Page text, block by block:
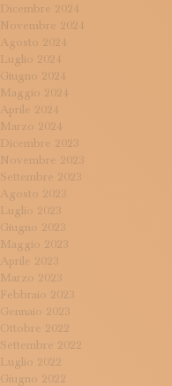
Dicembre 2024
Novembre 2024
Agosto 2024
Luglio 2024
Giugno 2024
Maggio 2024
Aprile 2024
Marzo 2024
Dicembre 2023
Novembre 2023
Settembre 2023
Agosto 2023
Luglio 2023
Giugno 2023
Maggio 2023
Aprile 2023
Marzo 2023
Febbraio 2023
Gennaio 2023
Ottobre 2022
Settembre 2022
Luglio 2022
Giugno 2022